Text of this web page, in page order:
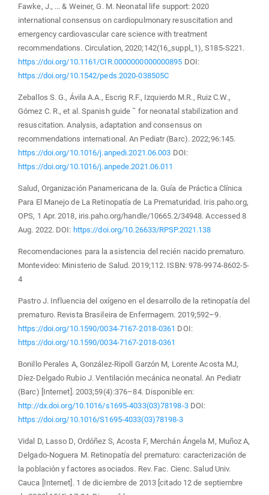
Fawke, J., ... & Weiner, G. M. Neonatal life support: 2020
international consensus on cardiopulmonary resuscitation and
emergency cardiovascular care science with treatment
recommendations. Circulation, 2020;142(16_suppl_1), S185-S221.
https://doi.org/10.1161/CIR.0000000000000895 DOI:
https://doi.org/10.1542/peds.2020-038505C
Zeballos S. G., Ávila A.A., Escrig R.F., Izquierdo M.R., Ruiz C.W.,
Gómez C. R., et al. Spanish guide ˜ for neonatal stabilization and
resuscitation. Analysis, adaptation and consensus on
recommendations international. An Pediatr (Barc). 2022;96:145.
https://doi.org/10.1016/j.anpedi.2021.06.003 DOI:
https://doi.org/10.1016/j.anpede.2021.06.011
Salud, Organización Panamericana de la. Guía de Práctica Clínica
Para El Manejo de La Retinopatía de La Prematuridad. Iris.paho.org,
OPS, 1 Apr. 2018, iris.paho.org/handle/10665.2/34948. Accessed 8
Aug. 2022. DOI: https://doi.org/10.26633/RPSP.2021.138
Recomendaciones para la asistencia del recién nacido prematuro.
Montevideo: Ministerio de Salud. 2019;112. ISBN: 978-9974-8602-5-
4
Pastro J. Influencia del oxígeno en el desarrollo de la retinopatía del
prematuro. Revista Brasileira de Enfermagem. 2019;592–9.
https://doi.org/10.1590/0034-7167-2018-0361 DOI:
https://doi.org/10.1590/0034-7167-2018-0361
Bonillo Perales A, González-Ripoll Garzón M, Lorente Acosta MJ,
Díez-Delgado Rubio J. Ventilación mecánica neonatal. An Pediatr
(Barc) [Internet]. 2003;59(4):376–84. Disponible en:
http://dx.doi.org/10.1016/s1695-4033(03)78198-3DOI:
https://doi.org/10.1016/S1695-4033(03)78198-3
Vidal D, Lasso D, Ordóñez S, Acosta F, Merchán Ángela M, Muñoz A,
Delgado-Noguera M. Retinopatía del prematuro: caracterización de
la población y factores asociados. Rev. Fac. Cienc. Salud Univ.
Cauca [Internet]. 1 de diciembre de 2013 [citado 12 de septiembre